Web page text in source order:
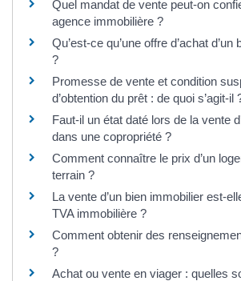
Quel mandat de vente peut-on
agence immobilière ?
Qu’est-ce qu’une offre d’achat
?
Promesse de vente et condition
d’obtention du prêt : de quoi s’agit-il
Faut-il un état daté lors de la vente
dans une copropriété ?
Comment connaître le prix d’un
terrain ?
La vente d’un bien immobilier est-
TVA immobilière ?
Comment obtenir des
?
Achat ou vente en viager : quelles